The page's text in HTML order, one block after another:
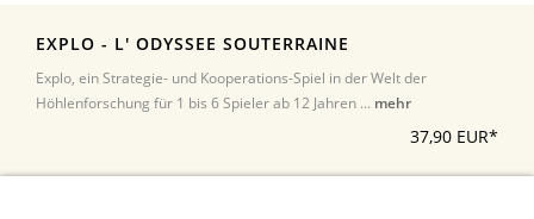
EXPLO - L' ODYSSEE SOUTERRAINE
Explo, ein Strategie- und Kooperations-Spiel in der Welt der
Höhlenforschung für 1 bis 6 Spieler ab 12 Jahren ... mehr
37,90 EUR*